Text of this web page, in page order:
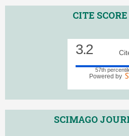
CITE
3.2
57th
Powered by
SCIMAGO